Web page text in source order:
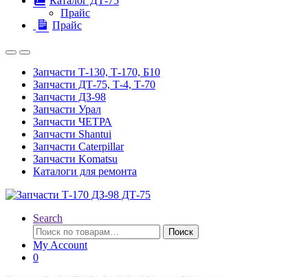
Прайс
Прайс
Запчасти Т-130, Т-170, Б10
Запчасти ДТ-75, Т-4, Т-70
Запчасти ДЗ-98
Запчасти Урал
Запчасти ЧЕТРА
Запчасти Shantui
Запчасти Caterpillar
Запчасти Komatsu
Каталоги для ремонта
Search
Искать:
Поиск
My Account
0